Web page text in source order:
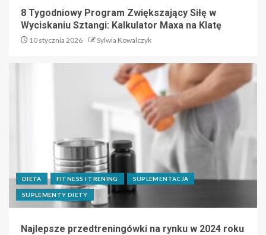
8 Tygodniowy Program Zwiększający Siłę w
Wyciskaniu Sztangi: Kalkulator Maxa na Klatę
10 stycznia 2026 Sylwia Kowalczyk
DIETA FITNESS I TRENING SUPLEMENTACJA
SUPLEMENTY DIETY
Najlepsze przedtreningówki na rynku w 2024 roku